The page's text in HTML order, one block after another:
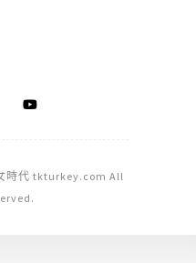
時代 tkturkey.com All